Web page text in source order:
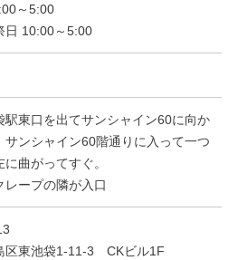
～5:00
日 10:00～5:00
駅東口を出てサンシャイン60に向か
サンシャイン60階通りに入って一つ
に曲がってすぐ。
レープの隣が入口
区東池袋1-11-3 CKビル1F